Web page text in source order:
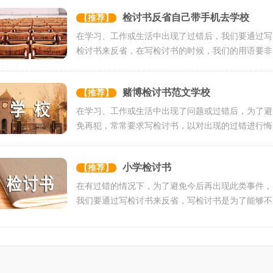
【推荐】 检讨书反省自己带手机去学校
在学习、工作或生活中出现了过错后，我们要通过写
检讨书来反省，在写检讨书的时候，我们的用语要非
【推荐】 赌博检讨书范文学校
在学习、工作或生活中出现了问题或过错后，为了避
免再犯，常常要求写检讨书，以对出现的过错进行悔
【推荐】 小学检讨书
在有过错的情况下，为了避免今后再出现此类事件，
我们要通过写检讨书来反省，写检讨书是为了能够不